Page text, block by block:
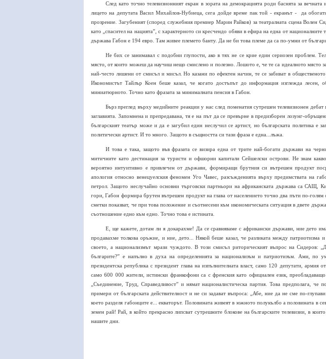
След като точно телевизионният екран в зората на демокрацията роди баснята за
лицето на депутата Васил Михайлов-Нубиеца, сега дойде време пак той - екранът - да
прозрение. Загубеният (според служебния премиер Марин Райков) за театралната сцена Волен
като „спасител на нацията”, с характерното си кресчендо обяви в ефира на една от националните
държава Габон е 194 евро. Там живее племето банту. Да не би това племе да са по-умни от
Не бих се занимавал с подобни глупости, ако в тях не се крие един сериозен проблем.
място, от които можеш да научиш нещо смислено и полезно. Лошото е, че те са идеалното място
най-често лишени от смисъл и мисъл. Но казани по ефектен начин, те се забиват в
Икономистът Тайлър Коен беше казал, че когато достъпът до информация изглежда лесен,
миниатюрното. Точно като фразата за минималната пенсия в Габон.
Бърз преглед върху медийните реакции у нас след поменатия сутрешен телевизионен
заглавията. Запомнена и препредавана, тя е на път да се превърне в предизборен лозунг-
българският театър може и да е загубил един неслучил се артист, но българската политика е
политически артист. И то много. Защото в същността си тази фраза е една...лъжа.
И това е така, защото във фразата се визира една от трите най-богати държави на
митичните като дестинация за туристи и офшорни капитали Сейшелски острови. Не знам
вероятно интуитивно е привлечен от държави, формиращи брутния си вътрешен продукт
апология относно венецуелския феномен Уго Чавес, разсъжденията върху предимствата на
петрол. Защото неслучайно основни търговски партньори на африканската държава са САЩ,
гори, Габон формира брутен вътрешен продукт на глава от населението точно два пъти по-голям
сметки показват, че при това положение и съотнесени към икономическата ситуация в двете
съотношение едно към едно. Точно това е истината.
Е, ще кажете, дотам ли я докарахме! Да се сравняваме с африкански държави, ние дето
продавахме толкова оръжие, и ние, дето... Някой беше казал, че разликата между патриотизма
своето, а национализмът мрази чуждото. В този смисъл риторическият въпрос на Сидеров:
българите?” е напълно в духа на определенията за национализъм и патриотизъм. Ами, по
президентска република с президент глава на изпълнителната власт, само 120 депутати,
само 600 000 жители, истински франкофони са с френския като официален език,
„Съединение, Труд, Справедливост” и нямат националистическа партия. Това предполага, че
примери от българската действителност и не си задават въпроса: „Абе, ние да не сме по-
което разделя габонците е... екваторът. Половината живеят в южното полукълбо а половината
земен рай! Рай, в който прекрасно липсват сутрешните блокове на българските телевизии, в
нашите дни.